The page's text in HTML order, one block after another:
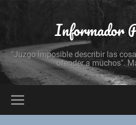
Informador
"Juzgo imposible describir las
ofender a muchos".